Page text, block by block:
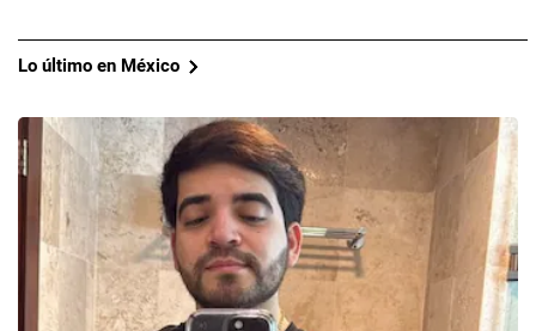
Lo último en México